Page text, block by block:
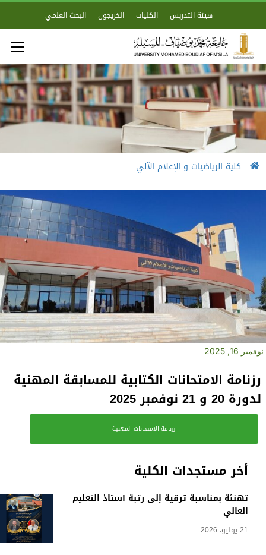
هيئة التدريس الكليات الخريجون البحث العلمي
كلية الرياضيات و الإعلام الآلي
أخر مستجدات الكلية
تهنئة بمناسبة ترقية إلى رتبة أستاذ التعليم
العالي
21 يوليو، 2026
نوفمبر 16, 2025
رزنامة الامتحانات الكتابية للمسابقة المهنية
لدورة 20 و 21 نوفمبر 2025‎
رزنامة الامتحانات المهنية